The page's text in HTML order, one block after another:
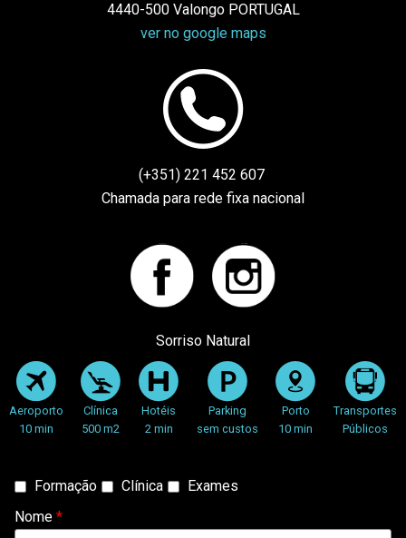
4440-500 Valongo PORTUGAL
ver no google maps
(+351) 221 452 607
Chamada para rede fixa nacional
Sorriso Natural
Aeroporto
10 min
Clínica
500 m2
Hotéis
2 min
Parking
sem custos
Porto
10 min
Transportes
Públicos
Tipo
Contacto
Formação Clínica
Exames
Nome *